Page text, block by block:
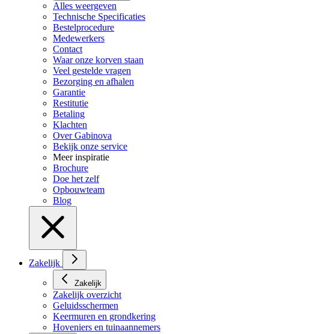
Alles weergeven
Technische Specificaties
Bestelprocedure
Medewerkers
Contact
Waar onze korven staan
Veel gestelde vragen
Bezorging en afhalen
Garantie
Restitutie
Betaling
Klachten
Over Gabinova
Bekijk onze service
Meer inspiratie
Brochure
Doe het zelf
Opbouwteam
Blog
Zakelijk
Zakelijk
Zakelijk overzicht
Geluidsschermen
Keermuren en grondkering
Hoveniers en tuinaannemers